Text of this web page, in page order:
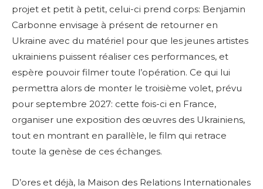
projet et petit à petit, celui-ci prend corps: Benjamin
Carbonne envisage à présent de retourner en
Ukraine avec du matériel pour que les jeunes artistes
ukrainiens puissent réaliser ces performances, et
espère pouvoir filmer toute l’opération. Ce qui lui
permettra alors de monter le troisième volet, prévu
pour septembre 2027: cette fois-ci en France,
organiser une exposition des œuvres des Ukrainiens,
tout en montrant en parallèle, le film qui retrace
toute la genèse de ces échanges.
D’ores et déjà, la Maison des Relations Internationales